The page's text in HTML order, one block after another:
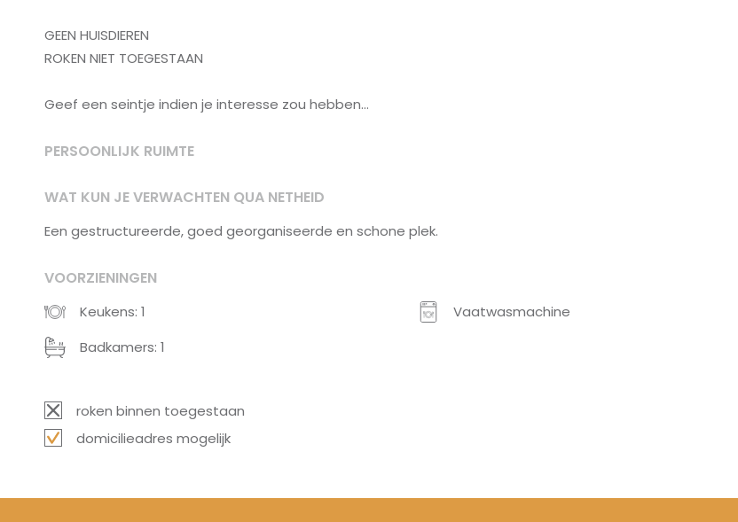
GEEN HUISDIEREN
ROKEN NIET TOEGESTAAN
Geef een seintje indien je interesse zou hebben...
PERSOONLIJK RUIMTE
WAT KUN JE VERWACHTEN QUA NETHEID
Een gestructureerde, goed georganiseerde en schone plek.
VOORZIENINGEN
Keukens: 1
Badkamers: 1
Vaatwasmachine
roken binnen toegestaan
domicilieadres mogelijk